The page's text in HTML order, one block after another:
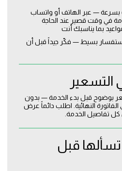
بسرعة — عبر الهاتف أو واتساب
في وقت قصير عند الحاجة
بما يناسبك أنت
استفسار بسيط — فكّر جيداً قبل أن
بوضوح قبل بدء الخدمة — بدون
النهائية. اطلب دائماً عرض
تفاصيل الخدمة.
قبل